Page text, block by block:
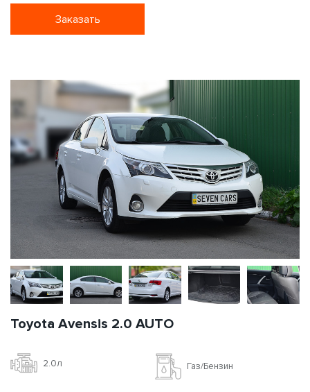
Заказать
Toyota Avensis 2.0 AUTO
2.0л Газ/Бензин